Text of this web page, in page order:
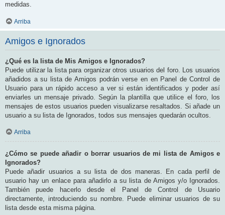
medidas.
Arriba
Amigos e Ignorados
¿Qué es la lista de Mis Amigos e Ignorados?
Puede utilizar la lista para organizar otros usuarios del foro. Los usuarios
añadidos a su lista de Amigos podrán verse en en Panel de Control de
Usuario para un rápido acceso a ver si están identificados y poder así
enviarles un mensaje privado. Según la plantilla que utilice el foro, los
mensajes de estos usuarios pueden visualizarse resaltados. Si añade un
usuario a su lista de Ignorados, todos sus mensajes quedarán ocultos.
Arriba
¿Cómo se puede añadir o borrar usuarios de mi lista de Amigos e
Ignorados?
Puede añadir usuarios a su lista de dos maneras. En cada perfil de
usuario hay un enlace para añadirlo a su lista de Amigos y/o Ignorados.
También puede hacerlo desde el Panel de Control de Usuario
directamente, introduciendo su nombre. Puede eliminar usuarios de su
lista desde esta misma página.